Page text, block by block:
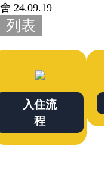
舍 24.09.19
列表
入住流
程